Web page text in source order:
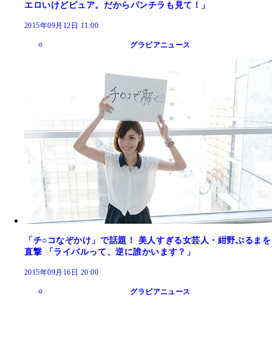
エロいけどピュア。だからパンチラも見て！」
2015年09月12日 11:00
グラビアニュース
「チ○コなぞかけ」で話題！ 美人すぎる女芸人・紺野ぶるまを
直撃 「ライバルって、逆に誰かいます？」
2015年09月16日 20:00
グラビアニュース